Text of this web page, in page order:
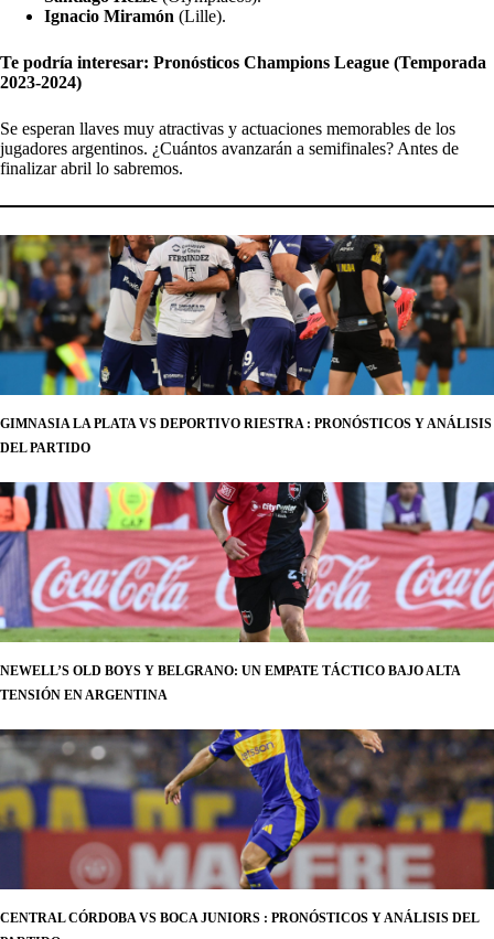
Ignacio Miramón (Lille).
Te podría interesar: Pronósticos Champions League (Temporada
2023-2024)
Se esperan llaves muy atractivas y actuaciones memorables de los
jugadores argentinos. ¿Cuántos avanzarán a semifinales? Antes de
finalizar abril lo sabremos.
GIMNASIA LA PLATA VS DEPORTIVO RIESTRA : PRONÓSTICOS Y ANÁLISIS
DEL PARTIDO
NEWELL’S OLD BOYS Y BELGRANO: UN EMPATE TÁCTICO BAJO ALTA
TENSIÓN EN ARGENTINA
CENTRAL CÓRDOBA VS BOCA JUNIORS : PRONÓSTICOS Y ANÁLISIS DEL